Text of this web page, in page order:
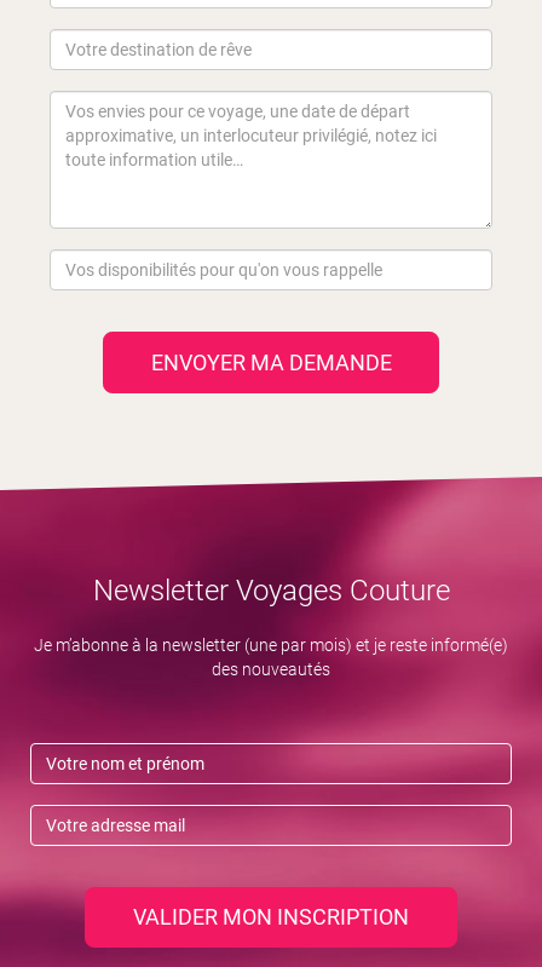
ENVOYER MA DEMANDE
Newsletter Voyages Couture
Je m’abonne à la newsletter (une par mois) et je reste informé(e)
des nouveautés
VALIDER MON INSCRIPTION